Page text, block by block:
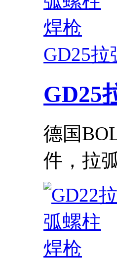
GD25
GD25
德国
件，拉